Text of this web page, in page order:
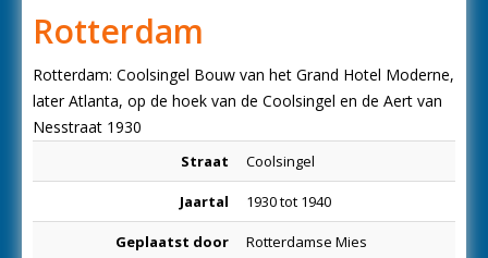
Rotterdam
Rotterdam: Coolsingel Bouw van het Grand Hotel Moderne,
later Atlanta, op de hoek van de Coolsingel en de Aert van
Nesstraat 1930
Straat Coolsingel
Jaartal 1930 tot 1940
Geplaatst door Rotterdamse Mies